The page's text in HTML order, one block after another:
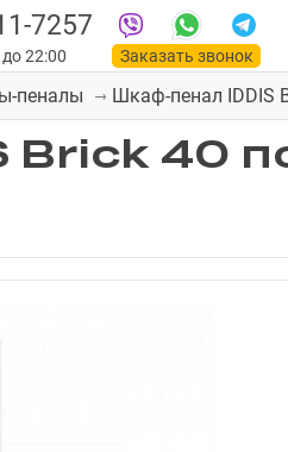
7257
22:00
Заказать звонок
пеналы Шкаф-пенал IDDIS
Brick 40